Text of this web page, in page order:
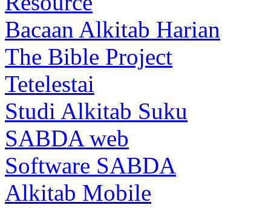
Bacaan Alkitab Harian
The Bible Project
Tetelestai
Studi Alkitab Suku
SABDA web
Software SABDA
Alkitab Mobile